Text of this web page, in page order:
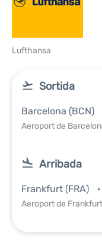
Lufthansa
Sortida
Barcelona (BCN)
Aeroport de
Arribada
Frankfurt (FRA)
Aeroport de Frankfurt